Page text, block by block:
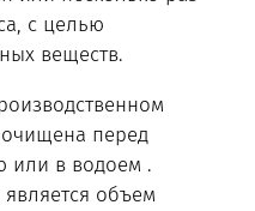
с целью
веществ.
перед
или в водоем .
объем